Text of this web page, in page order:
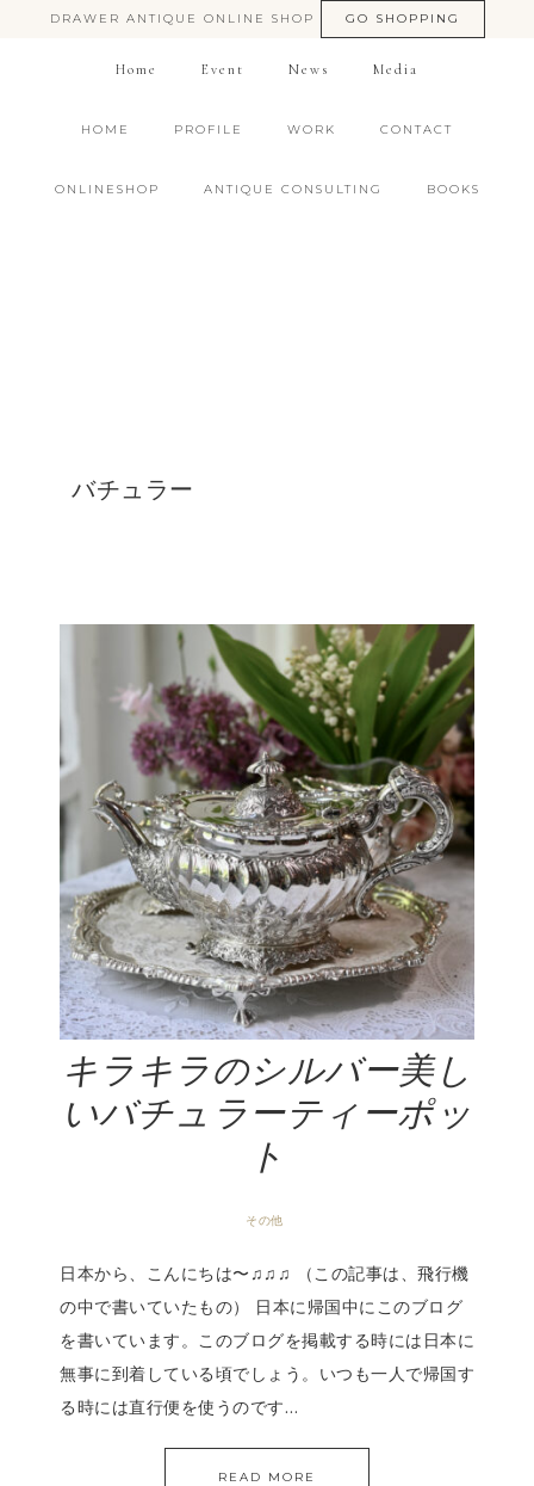
DRAWER ANTIQUE ONLINE SHOP GO SHOPPING
Home Event News Media
HOME PROFILE WORK CONTACT
ONLINESHOP ANTIQUE CONSULTING BOOKS
バチュラー
キラキラのシルバー美し
いバチュラーティーポッ
ト
その他
日本から、こんにちは〜♫♫♫ （この記事は、飛行機
の中で書いていたもの） 日本に帰国中にこのブログ
を書いています。このブログを掲載する時には日本に
無事に到着している頃でしょう。いつも一人で帰国す
る時には直行便を使うのです…
READ MORE